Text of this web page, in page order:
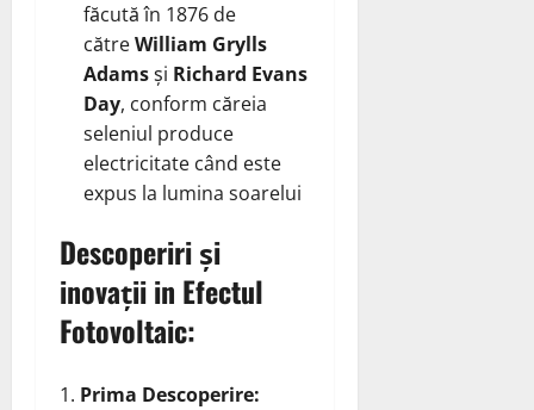
făcută în 1876 de
cătreWilliam Grylls
Adamsși Richard Evans
Day, conform căreia
seleniul produce
electricitate când este
expus la lumina soarelui
Descoperiri și
inovații in Efectul
Fotovoltaic:
Prima Descoperire: